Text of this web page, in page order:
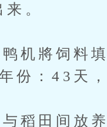
。
机將饲料填
份：43天
稻田间放